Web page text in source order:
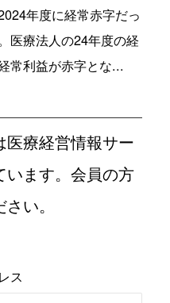
年度に経常赤字だっ
医療法人の24年度の経
常利益が赤字とな...
医療経営情報サー
います。会員の方
い。
ス